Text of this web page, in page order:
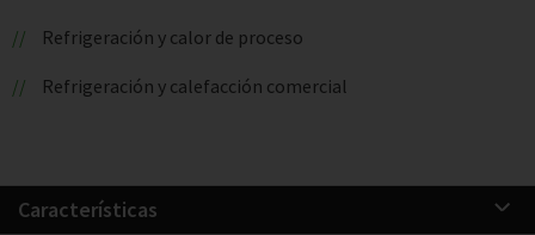
Refrigeración y calor de proceso
Refrigeración y calefacción comercial
Características